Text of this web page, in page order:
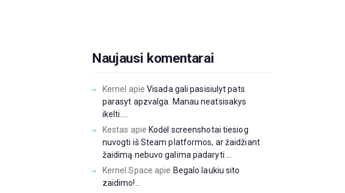
Naujausi komentarai
Kernel apieVisada gali pasisiulyt pats
parasyt apzvalga. Manau neatsisakys
ikelti....
Kestas apie Kodėl screenshotai tiesiog
nuvogti iš Steam platformos, ar žaidžiant
žaidimą nebuvo galima padaryti ...
Kernel Space apie Begalo laukiu sito
zaidimo!...